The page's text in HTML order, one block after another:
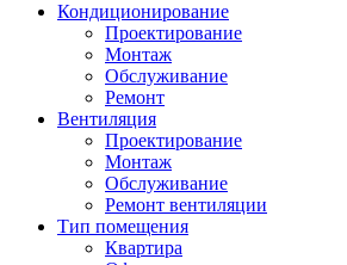
Кондиционирование
Проектирование
Монтаж
Обслуживание
Ремонт
Вентиляция
Проектирование
Монтаж
Обслуживание
Ремонт вентиляции
Тип помещения
Квартира